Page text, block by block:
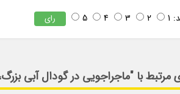
1
2
3
4
5 رای
مرتبط با "ماجراجویی در گودال آبی